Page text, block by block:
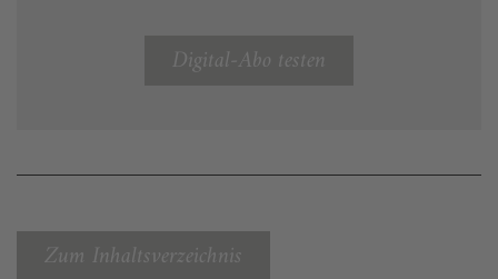
Digital-Abo testen
Zum Inhaltsverzeichnis